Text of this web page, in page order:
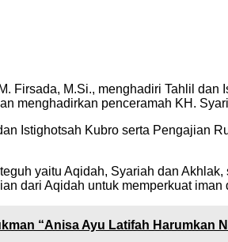
Firsada, M.Si., menghadiri Tahlil
menghadirkan penceramah KH.
Istighotsah Kubro serta Pengajian
yaitu Aqidah, Syariah dan
dari Aqidah untuk memperkuat iman
“Anisa Ayu Latifah Harumkan